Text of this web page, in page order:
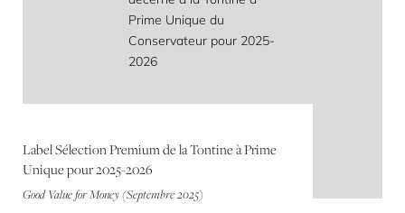
Label Sélection Premium de la Tontine à Prime
Unique pour 2025-2026
Good Value for Money (Septembre 2025)